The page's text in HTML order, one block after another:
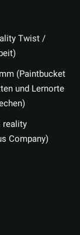
Twist /
(Paintbucket
und Lernorte
reality
Company)